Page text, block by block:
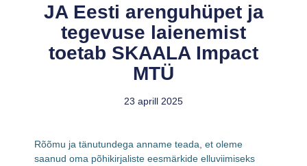
JA Eesti arenguhüpet ja
tegevuse laienemist
toetab SKAALA Impact
MTÜ
23 aprill 2025
Rõõmu ja tänutundega anname teada, et oleme
saanud oma põhikirjaliste eesmärkide elluviimiseks